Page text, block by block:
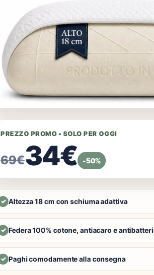
PREZZO PROMO • SOLO PER OGGI
69€34€ -50%
✓ Altezza 18 cm con schiuma adattiva
✓ Federa 100% cotone, antiacaro e
✓ Paghi comodamente alla consegna